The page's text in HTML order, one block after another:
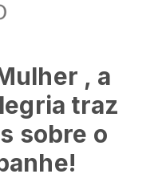
, a
traz
sobre o